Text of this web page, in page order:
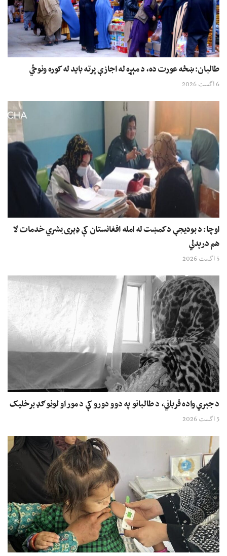
طالبان: ښځه عورت ده، د مېړه له اجازې پرته باید له کوره ونوځي
6 اگست 2026
اوچا: د بودیجې د کمښت له امله افغانستان کې ډېری بشري خدمات لا
هم درېدلي
5 اگست 2026
د جبري واده قرباني، د طالبانو په دوو دورو کې د مور او لوڼو ګډ برخلیک
5 اگست 2026